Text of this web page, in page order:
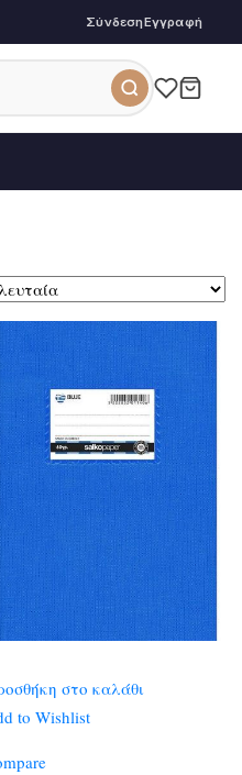
ΣύνδεσηΕγγραφή
στο καλάθι
to Wishlist